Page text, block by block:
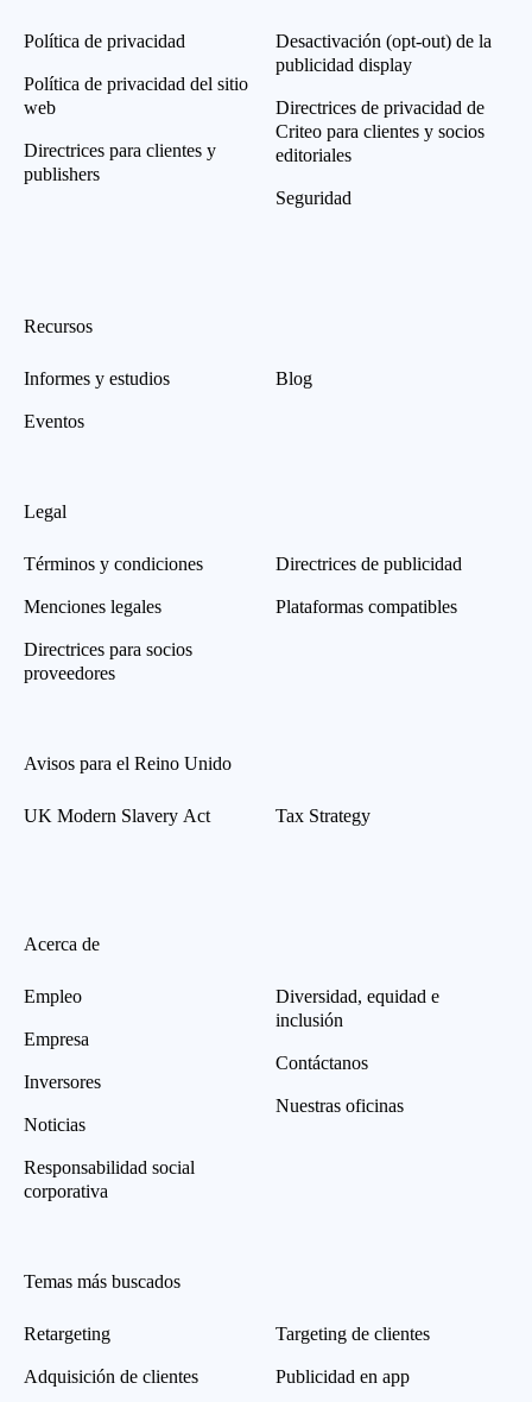
Política de privacidad
Política de privacidad del sitio
web
Directrices para clientes y
publishers
Desactivación (opt-out) de la
publicidad display
Directrices de privacidad de
Criteo para clientes y socios
editoriales
Seguridad
Recursos
Informes y estudios
Eventos
Blog
Legal
Términos y condiciones
Menciones legales
Directrices para socios
proveedores
Directrices de publicidad
Plataformas compatibles
Avisos para el Reino Unido
UK Modern Slavery Act Tax Strategy
Acerca de
Empleo
Empresa
Inversores
Noticias
Responsabilidad social
corporativa
Diversidad, equidad e
inclusión
Contáctanos
Nuestras oficinas
Temas más buscados
Retargeting
Adquisición de clientes
Targeting de clientes
Publicidad en app